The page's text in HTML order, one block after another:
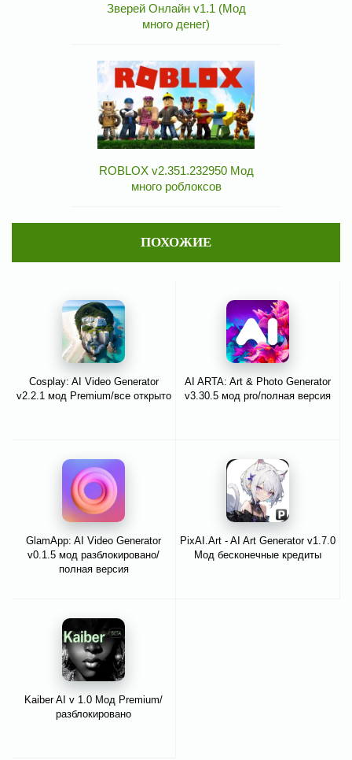
Зверей Онлайн v1.1 (Мод
много денег)
ROBLOX v2.351.232950 Мод
много роблоксов
ПОХОЖИЕ
Cosplay: AI Video Generator
v2.2.1 мод Premium/все открыто
AI ARTA: Art & Photo Generator
v3.30.5 мод pro/полная версия
GlamApp: AI Video Generator
v0.1.5 мод разблокировано/
полная версия
PixAI.Art - AI Art Generator v1.7.0
Мод бесконечные кредиты
Kaiber AI v 1.0 Мод Premium/
разблокировано